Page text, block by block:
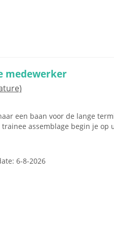
medewerker
een baan voor de lange
assemblage begin je op
6-8-2026